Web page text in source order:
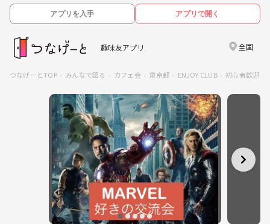
アプリを入手 アプリで開く
趣味友アプリ 全国
つなげーとTOP みんなで語る カフェ会 東京都 ENJOY CLUB 初心者歓迎！